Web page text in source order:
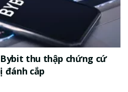
thu thập chứng cứ
đánh cắp